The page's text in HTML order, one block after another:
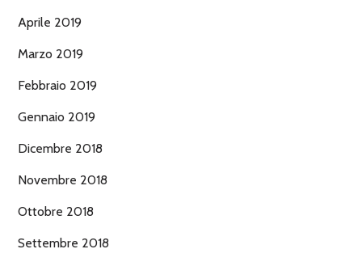
Aprile 2019
Marzo 2019
Febbraio 2019
Gennaio 2019
Dicembre 2018
Novembre 2018
Ottobre 2018
Settembre 2018